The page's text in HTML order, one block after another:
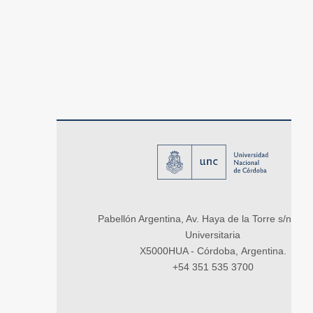
Pabellón Argentina, Av. Haya de la Torre s/n,
Universitaria
X5000HUA - Córdoba, Argentina.
+54 351 535 3700